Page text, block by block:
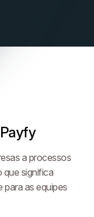
a processos
que significa
para as equipes